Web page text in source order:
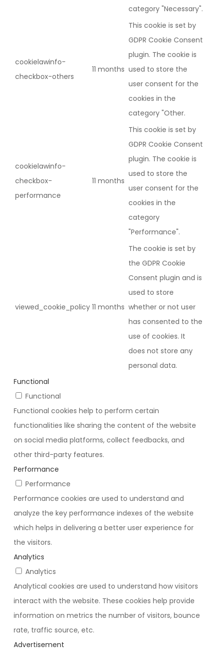
category "Necessary".
cookielawinfo-
checkbox-others
11 months
This cookie is set by
GDPR Cookie Consent
plugin. The cookie is
used to store the
user consent for the
cookies in the
category "Other.
cookielawinfo-
checkbox-
performance
11 months
This cookie is set by
GDPR Cookie Consent
plugin. The cookie is
used to store the
user consent for the
cookies in the
category
"Performance".
viewed_cookie_policy 11 months
The cookie is set by
the GDPR Cookie
Consent plugin and is
used to store
whether or not user
has consented to the
use of cookies. It
does not store any
personal data.
Functional
Functional
Functional cookies help to perform certain
functionalities like sharing the content of the website
on social media platforms, collect feedbacks, and
other third-party features.
Performance
Performance
Performance cookies are used to understand and
analyze the key performance indexes of the website
which helps in delivering a better user experience for
the visitors.
Analytics
Analytics
Analytical cookies are used to understand how visitors
interact with the website. These cookies help provide
information on metrics the number of visitors, bounce
rate, traffic source, etc.
Advertisement